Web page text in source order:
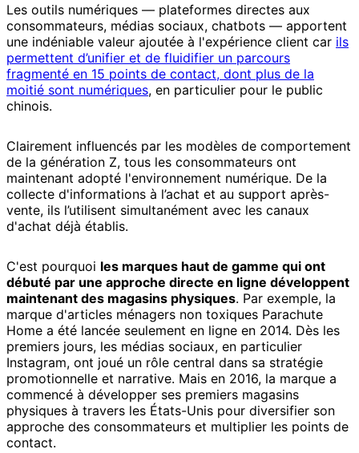
Les outils numériques — plateformes directes aux
consommateurs, médias sociaux, chatbots — apportent
une indéniable valeur ajoutée à l'expérience client car ils
permettent d’unifier et de fluidifier un parcours
fragmenté en 15 points de contact, dont plus de la
moitié sont numériques, en particulier pour le public
chinois.
Clairement influencés par les modèles de comportement
de la génération Z, tous les consommateurs ont
maintenant adopté l'environnement numérique. De la
collecte d'informations à l’achat et au support après-
vente, ils l’utilisent simultanément avec les canaux
d'achat déjà établis.
C'est pourquoi les marques haut de gamme qui ont
débuté par une approche directe en ligne développent
maintenant des magasins physiques. Par exemple, la
marque d'articles ménagers non toxiques Parachute
Home a été lancée seulement en ligne en 2014. Dès les
premiers jours, les médias sociaux, en particulier
Instagram, ont joué un rôle central dans sa stratégie
promotionnelle et narrative. Mais en 2016, la marque a
commencé à développer ses premiers magasins
physiques à travers les États-Unis pour diversifier son
approche des consommateurs et multiplier les points de
contact.